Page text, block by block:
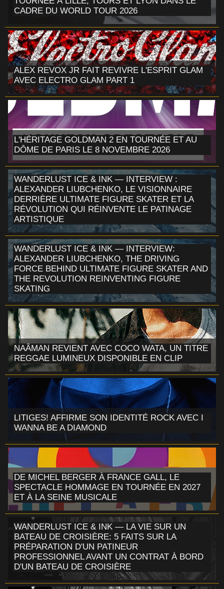
CADRE DU WORLD TOUR 2026
ALEX REVOX JR FAIT REVIVRE L'ESPRIT GLAM
AVEC ELECTRO GLAM PART 1
L'HÉRITAGE GOLDMAN 2 EN TOURNÉE ET AU
DÔME DE PARIS LE 8 NOVEMBRE 2026
WANDERLUST ICE & INK — INTERVIEW :
ALEXANDER LIUBCHENKO, LE VISIONNAIRE
DERRIÈRE ULTIMATE FIGURE SKATER ET LA
RÉVOLUTION QUI RÉINVENTE LE PATINAGE
ARTISTIQUE
WANDERLUST ICE & INK — INTERVIEW:
ALEXANDER LIUBCHENKO, THE DRIVING
FORCE BEHIND ULTIMATE FIGURE SKATER AND
THE REVOLUTION REINVENTING FIGURE
SKATING
NAÂMAN REVIENT AVEC COCO WATA, UN TITRE
REGGAE LUMINEUX DISPONIBLE EN CLIP
LITIGES! AFFIRME SON IDENTITÉ ROCK AVEC I
WANNA BE A DIAMOND
DE MICHEL BERGER À FRANCE GALL, LE
SPECTACLE HOMMAGE EN TOURNÉE EN 2027
ET À LA SEINE MUSICALE
WANDERLUST ICE & INK — LA VIE SUR UN
BATEAU DE CROISIÈRE: 5 FAITS SUR LA
PRÉPARATION D'UN PATINEUR
PROFESSIONNEL AVANT UN CONTRAT À BORD
D'UN BATEAU DE CROISIÈRE